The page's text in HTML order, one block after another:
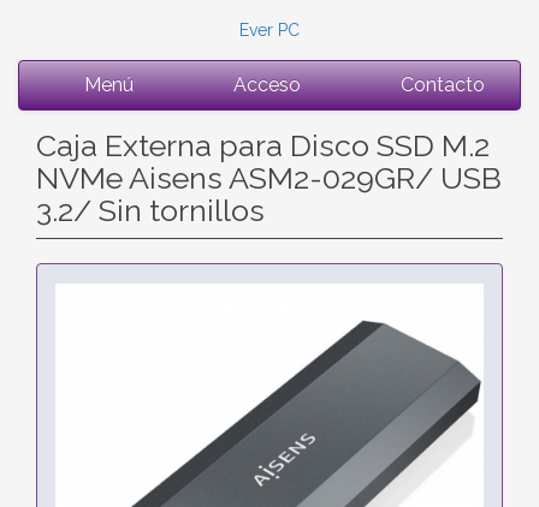
Ever PC
Menú Acceso Contacto
Caja Externa para Disco SSD M.2
NVMe Aisens ASM2-029GR/ USB
3.2/ Sin tornillos